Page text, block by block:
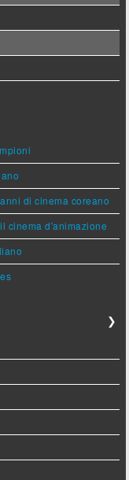
di cinema coreano
cinema d'animazione
❯